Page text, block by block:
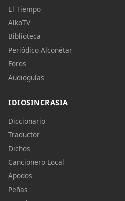
El Tiempo
AlkoTV
Biblioteca
Periódico Alconétar
Foros
Audioguías
IDIOSINCRASIA
Diccionario
Traductor
Dichos
Cancionero Local
Apodos
Peñas